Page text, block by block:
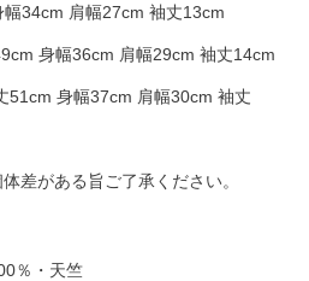
34cm 肩幅27cm 袖丈13cm
身幅36cm 肩幅29cm 袖丈14cm
51cm 身幅37cm 肩幅30cm 袖丈
差がある旨ご了承ください。
％・天竺